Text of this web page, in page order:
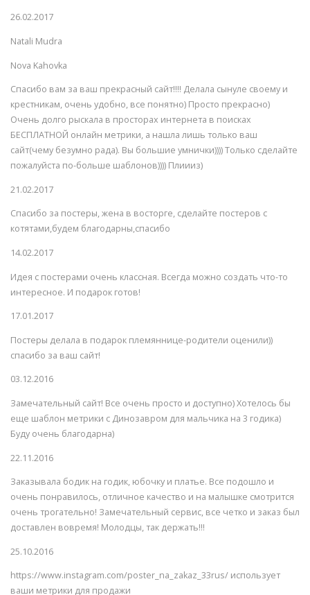
26.02.2017
Natali Mudra
Nova Kahovka
Спасибо вам за ваш прекрасный сайт!!!! Делала сынуле своему и
крестникам, очень удобно, все понятно) Просто прекрасно)
Очень долго рыскала в просторах интернета в поисках
БЕСПЛАТНОЙ онлайн метрики, а нашла лишь только ваш
сайт(чему безумно рада). Вы большие умнички)))) Только сделайте
пожалуйста по-больше шаблонов)))) Плиииз)
21.02.2017
Спасибо за постеры, жена в восторге, сделайте постеров с
котятами,будем благодарны,спасибо
14.02.2017
Идея с постерами очень классная. Всегда можно создать что-то
интересное. И подарок готов!
17.01.2017
Постеры делала в подарок племяннице-родители оценили))
спасибо за ваш сайт!
03.12.2016
Замечательный сайт! Все очень просто и доступно) Хотелось бы
еще шаблон метрики с Динозавром для мальчика на 3 годика)
Буду очень благодарна)
22.11.2016
Заказывала бодик на годик, юбочку и платье. Все подошло и
очень понравилось, отличное качество и на малышке смотрится
очень трогательно! Замечательный сервис, все четко и заказ был
доставлен вовремя! Молодцы, так держать!!!
25.10.2016
https://www.instagram.com/poster_na_zakaz_33rus/ использует
ваши метрики для продажи